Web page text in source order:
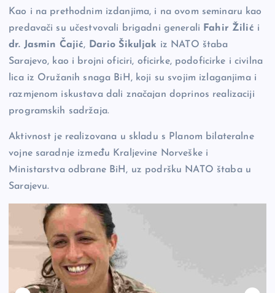
Kao i na prethodnim izdanjima, i na ovom seminaru kao
predavači su učestvovali brigadni generali Fahir Žilić i
dr. Jasmin Čajić, Dario Šikuljak iz NATO štaba
Sarajevo, kao i brojni oficiri, oficirke, podoficirke i civilna
lica iz Oružanih snaga BiH, koji su svojim izlaganjima i
razmjenom iskustava dali značajan doprinos realizaciji
programskih sadržaja.
Aktivnost je realizovana u skladu s Planom bilateralne
vojne saradnje između Kraljevine Norveške i
Ministarstva odbrane BiH, uz podršku NATO štaba u
Sarajevu.